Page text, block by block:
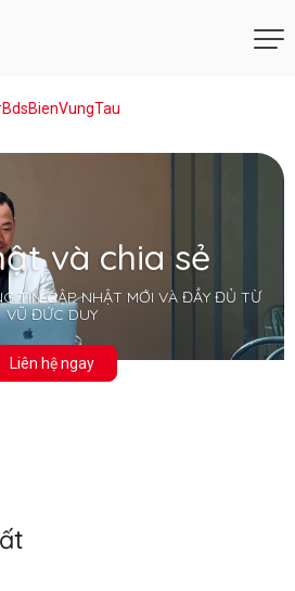
và chia sẻ
TIN CẬP NHẬT MỚI VÀ ĐẦY ĐỦ TỪ
VŨ ĐỨC DUY
Liên hệ ngay